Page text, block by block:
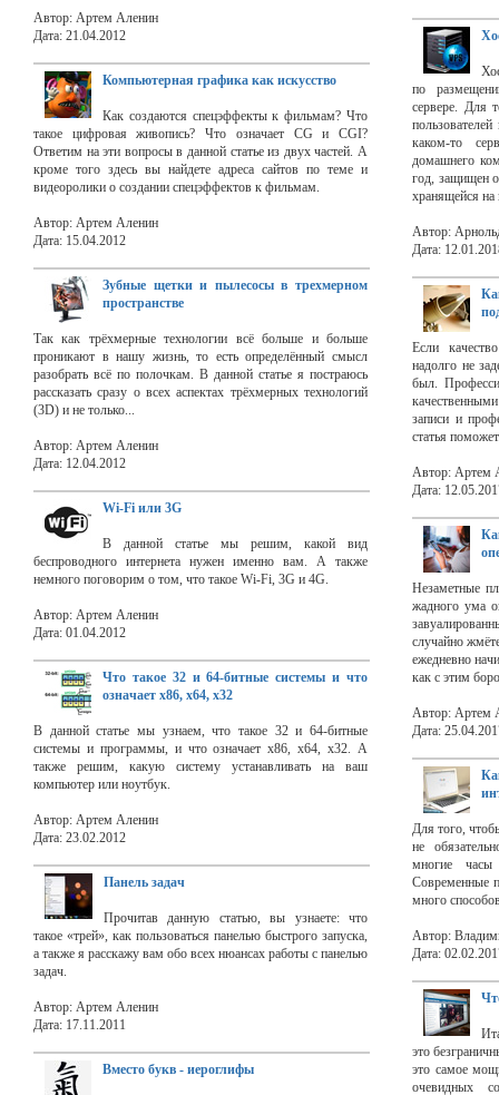
Автор: Артем Аленин
Дата: 21.04.2012
Компьютерная графика как искусство
Как создаются спецэффекты к фильмам? Что
такое цифровая живопись? Что означает CG и CGI?
Ответим на эти вопросы в данной статье из двух частей. А
кроме того здесь вы найдете адреса сайтов по теме и
видеоролики о создании спецэффектов к фильмам.
Автор: Артем Аленин
Дата: 15.04.2012
Зубные щетки и пылесосы в трехмерном
пространстве
Так как трёхмерные технологии всё больше и больше
проникают в нашу жизнь, то есть определённый смысл
разобрать всё по полочкам. В данной статье я постраюсь
рассказать сразу о всех аспектах трёхмерных технологий
(3D) и не только...
Автор: Артем Аленин
Дата: 12.04.2012
Wi-Fi или 3G
В данной статье мы решим, какой вид
беcпроводного интернета нужен именно вам. А также
немного поговорим о том, что такое Wi-Fi, 3G и 4G.
Автор: Артем Аленин
Дата: 01.04.2012
Что такое 32 и 64-битные системы и что
означает x86, x64, x32
В данной статье мы узнаем, что такое 32 и 64-битные
системы и программы, и что означает x86, x64, x32. А
также решим, какую систему устанавливать на ваш
компьютер или ноутбук.
Автор: Артем Аленин
Дата: 23.02.2012
Панель задач
Прочитав данную статью, вы узнаете: что
такое «трей», как пользоваться панелью быстрого запуска,
а также я расскажу вам обо всех нюансах работы с панелью
задач.
Автор: Артем Аленин
Дата: 17.11.2011
Вместо букв - иероглифы
по
сервере. Для
каком-то
домашнего
год, защищен
хранящейся
Автор:
Дата:
Если
надолго не
был.
записи и
статья
Автор: Артем
Дата:
Незаметные
жадного ума
случайно
ежедневно
как с этим
Автор: Артем
Дата:
Для того,
не
многие
Современные
много
Автор:
Дата:
это
это самое
очевидных